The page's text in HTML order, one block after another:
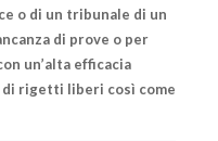
o di un tribunale di un
di prove o per
un’alta efficacia
rigetti liberi così come